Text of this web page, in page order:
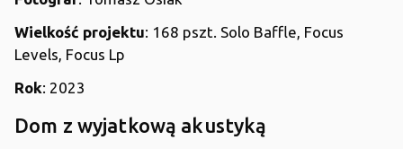
Wielkość projektu: 168 pszt. Solo Baffle, Focus
Levels, Focus Lp
Rok: 2023
Dom z wyjatkową akustyką